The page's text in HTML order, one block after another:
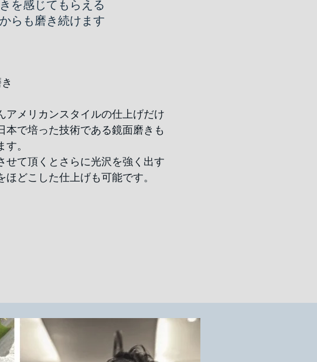
を感じてもらえる
らも磨き続けます
アメリカンスタイルの仕上げだけ
本で培った技術である鏡面磨きも
。
せて頂くとさらに光沢を強く出す
ほどこした仕上げも可能です。